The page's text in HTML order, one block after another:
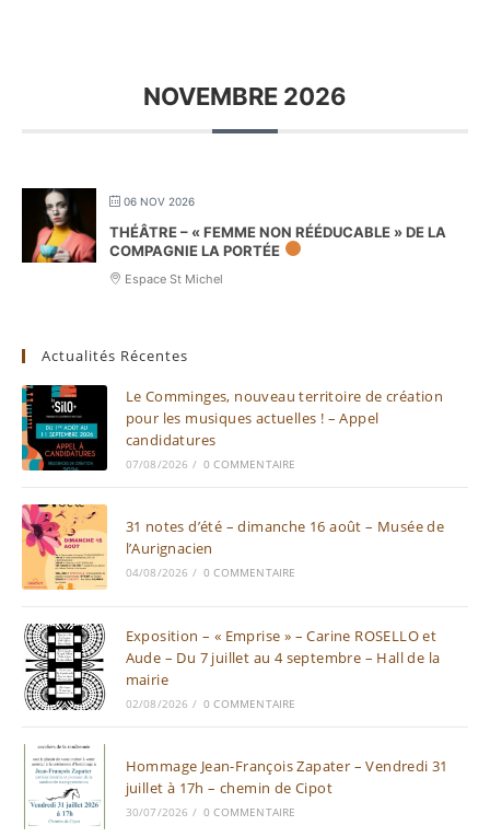
NOVEMBRE 2026
06 NOV 2026
THÉÂTRE – « FEMME NON RÉÉDUCABLE » DE LA
COMPAGNIE LA PORTÉE
Espace St Michel
Actualités Récentes
Le Comminges, nouveau territoire de création
pour les musiques actuelles ! – Appel
candidatures
07/08/2026 / 0 COMMENTAIRE
31 notes d’été – dimanche 16 août – Musée de
l’Aurignacien
04/08/2026 / 0 COMMENTAIRE
Exposition – « Emprise » – Carine ROSELLO et
Aude – Du 7 juillet au 4 septembre – Hall de la
mairie
02/08/2026 / 0 COMMENTAIRE
Hommage Jean-François Zapater – Vendredi 31
juillet à 17h – chemin de Cipot
30/07/2026 / 0 COMMENTAIRE